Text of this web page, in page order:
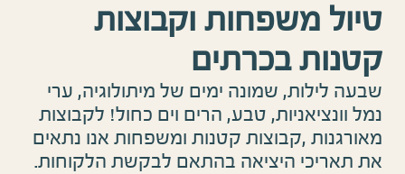
טיול משפחות וקבוצות
קטנות בכרתים
שבעה לילות, שמונה ימים של מיתולוגיה, ערי
נמל וונציאניות, טבע, הרים וים כחול! לקבוצות
מאורגנות ,קבוצות קטנות ומשפחות אנו נתאים
את תאריכי היציאה בהתאם לבקשת הלקוחות.